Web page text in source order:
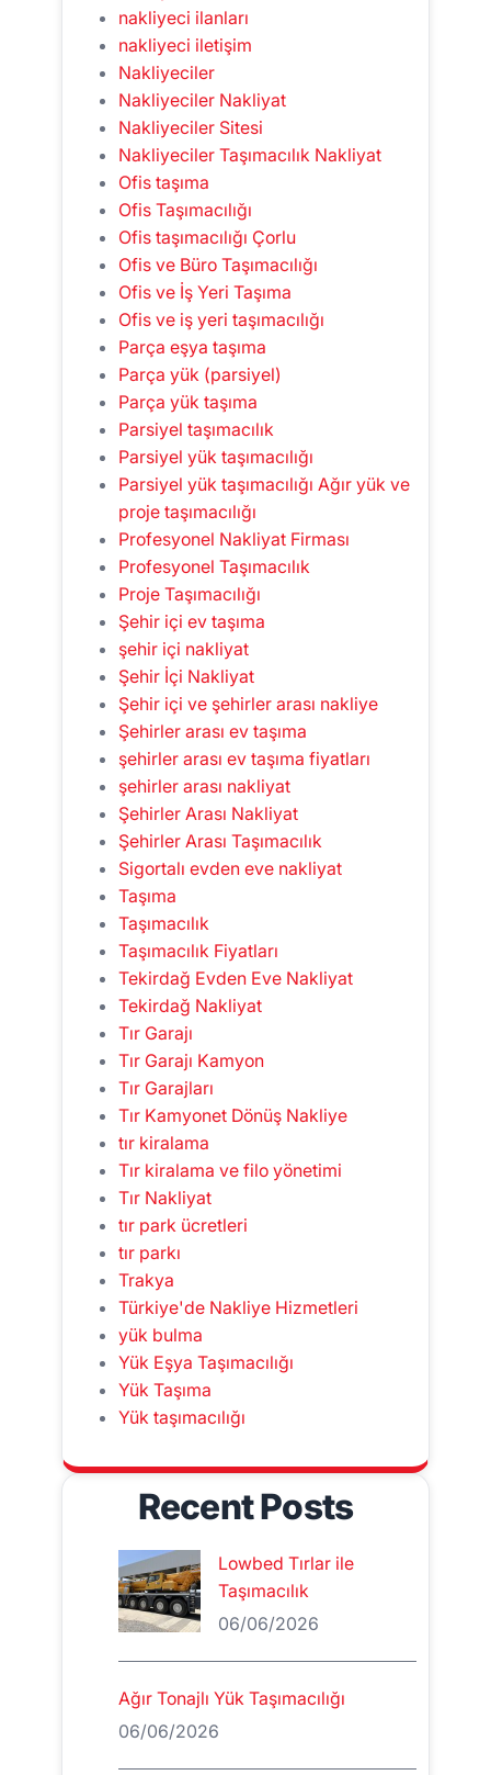
nakliyeci ilanları
nakliyeci iletişim
Nakliyeciler
Nakliyeciler Nakliyat
Nakliyeciler Sitesi
Nakliyeciler Taşımacılık Nakliyat
Ofis taşıma
Ofis Taşımacılığı
Ofis taşımacılığı Çorlu
Ofis ve Büro Taşımacılığı
Ofis ve İş Yeri Taşıma
Ofis ve iş yeri taşımacılığı
Parça eşya taşıma
Parça yük (parsiyel)
Parça yük taşıma
Parsiyel taşımacılık
Parsiyel yük taşımacılığı
Parsiyel yük taşımacılığı Ağır yük ve
proje taşımacılığı
Profesyonel Nakliyat Firması
Profesyonel Taşımacılık
Proje Taşımacılığı
Şehir içi ev taşıma
şehir içi nakliyat
Şehir İçi Nakliyat
Şehir içi ve şehirler arası nakliye
Şehirler arası ev taşıma
şehirler arası ev taşıma fiyatları
şehirler arası nakliyat
Şehirler Arası Nakliyat
Şehirler Arası Taşımacılık
Sigortalı evden eve nakliyat
Taşıma
Taşımacılık
Taşımacılık Fiyatları
Tekirdağ Evden Eve Nakliyat
Tekirdağ Nakliyat
Tır Garajı
Tır Garajı Kamyon
Tır Garajları
Tır Kamyonet Dönüş Nakliye
tır kiralama
Tır kiralama ve filo yönetimi
Tır Nakliyat
tır park ücretleri
tır parkı
Trakya
Türkiye'de Nakliye Hizmetleri
yük bulma
Yük Eşya Taşımacılığı
Yük Taşıma
Yük taşımacılığı
Recent Posts
Lowbed Tırlar ile
Taşımacılık
06/06/2026
Ağır Tonajlı Yük Taşımacılığı
06/06/2026